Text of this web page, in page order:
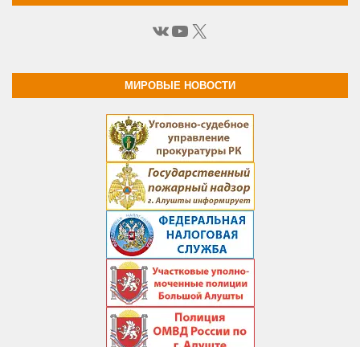
ВКонтакте
YouTube
X
МИРОВЫЕ НОВОСТИ